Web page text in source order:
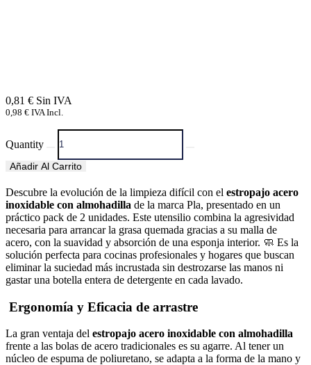
0,81 €
0,98 € IVA Incl.
Quantity
Añadir Al Carrito
Descubre la evolución de la limpieza difícil con el estropajo acero
inoxidable con almohadilla de la marca Pla, presentado en un
práctico pack de 2 unidades. Este utensilio combina la agresividad
necesaria para arrancar la grasa quemada gracias a su malla de
acero, con la suavidad y absorción de una esponja interior. 🧼 Es la
solución perfecta para cocinas profesionales y hogares que buscan
eliminar la suciedad más incrustada sin destrozarse las manos ni
gastar una botella entera de detergente en cada lavado.
Ergonomía y Eficacia de arrastre
La gran ventaja del estropajo acero inoxidable con almohadilla
frente a las bolas de acero tradicionales es su agarre. Al tener un
núcleo de espuma de poliuretano, se adapta a la forma de la mano y